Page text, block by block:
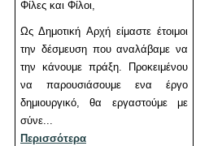
Φίλες και Φίλοι,
Ως Δημοτική Αρχή είμαστε έτοιμοι
την δέσμευση που αναλάβαμε να
την κάνουμε πράξη. Προκειμένου
να παρουσιάσουμε ενα έργο
δημιουργικό, θα εργαστούμε με
σύνε...
Περισσότερα